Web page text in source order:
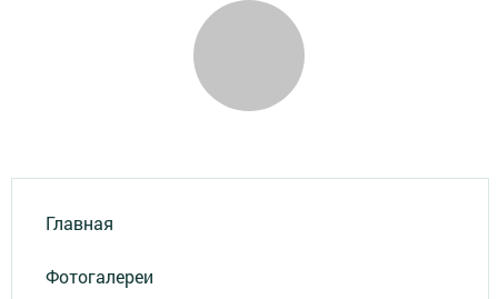
Главная
Фотогалереи